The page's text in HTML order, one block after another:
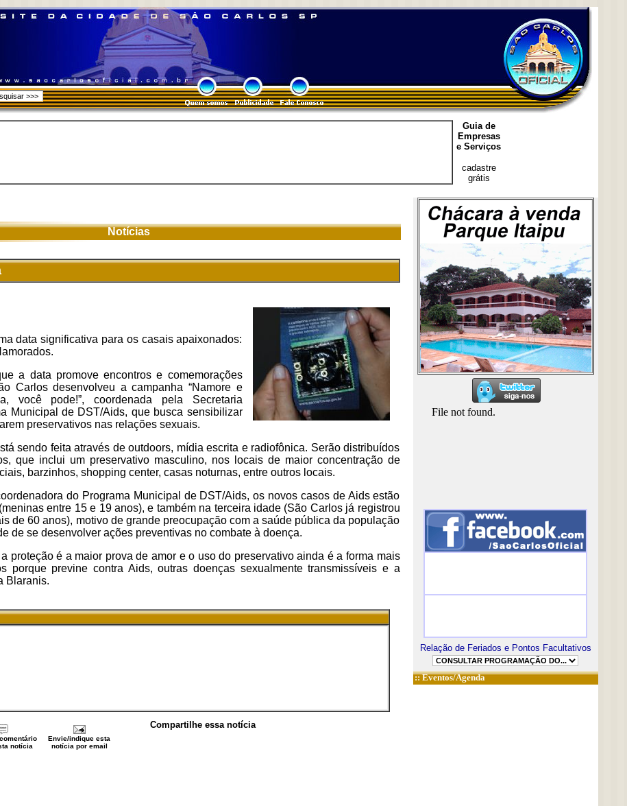
Guia de
Empresas
e Serviços
cadastre
grátis
Notícias
data significativa para os casais apaixonados:
a data promove encontros e comemorações
Carlos desenvolveu a campanha “Namore e
você pode!”, coordenada pela Secretaria
Municipal de DST/Aids, que busca sensibilizar
preservativos nas relações sexuais.
sendo feita através de outdoors, mídia escrita e radiofônica. Serão distribuídos
que inclui um preservativo masculino, nos locais de maior concentração de
barzinhos, shopping center, casas noturnas, entre outros locais.
do Programa Municipal de DST/Aids, os novos casos de Aids estão
entre 15 e 19 anos), e também na terceira idade (São Carlos já registrou
de 60 anos), motivo de grande preocupação com a saúde pública da população
de se desenvolver ações preventivas no combate à doença.
proteção é a maior prova de amor e o uso do preservativo ainda é a forma mais
porque previne contra Aids, outras doenças sexualmente transmissíveis e a
Blaranis.
Compartilhe essa notícia
notícia
Envie/indique esta
notícia por email
Relação de Feriados e Pontos Facultativos
::Eventos/Agenda